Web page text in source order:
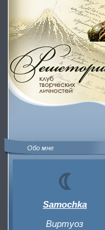
Обо мне
Samochka
Виртуоз